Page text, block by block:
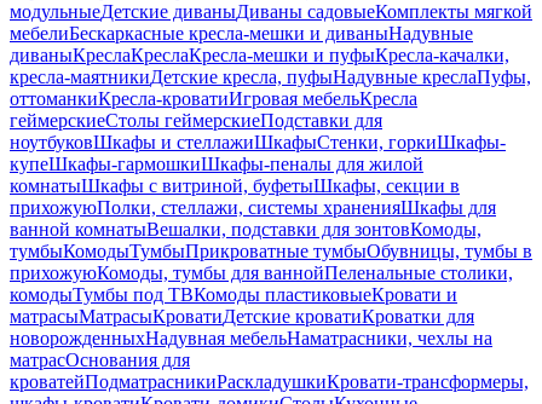
модульныеДетские диваныДиваны садовыеКомплекты мягкой
мебелиБескаркасные кресла-мешки и диваныНадувные
диваныКреслаКреслаКресла-мешки и пуфыКресла-качалки,
кресла-маятникиДетские кресла, пуфыНадувные креслаПуфы,
оттоманкиКресла-кроватиИгровая мебельКресла
геймерскиеСтолы геймерскиеПодставки для
ноутбуковШкафы и стеллажиШкафыСтенки, горкиШкафы-
купеШкафы-гармошкиШкафы-пеналы для жилой
комнатыШкафы с витриной, буфетыШкафы, секции в
прихожуюПолки, стеллажи, системы храненияШкафы для
ванной комнатыВешалки, подставки для зонтовКомоды,
тумбыКомодыТумбыПрикроватные тумбыОбувницы, тумбы в
прихожуюКомоды, тумбы для ваннойПеленальные столики,
комодыТумбы под ТВКомоды пластиковыеКровати и
матрасыМатрасыКроватиДетские кроватиКроватки для
новорожденныхНадувная мебельНаматрасники, чехлы на
матрасОснования для
кроватейПодматрасникиРаскладушкиКровати-трансформеры,